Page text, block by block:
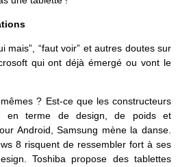
mais”, “faut voir” et autres doutes sur
qui ont déjà émergé ou vont le
? Est-ce que les constructeurs
en terme de design, de poids et
Android, Samsung mène la danse.
8 risquent de ressembler fort à ses
Toshiba propose des tablettes